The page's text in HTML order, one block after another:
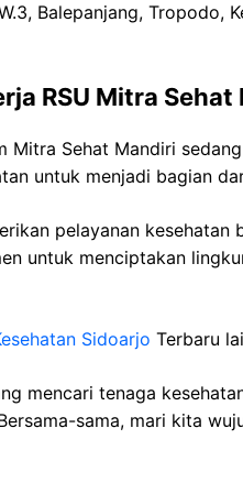
Balepanjang, Tropodo,
RSU Mitra Sehat
Mitra Sehat Mandiri
untuk menjadi bagian
pelayanan
untuk menciptakan
Sidoarjo Terbaru
mencari tenaga
sama, mari kita